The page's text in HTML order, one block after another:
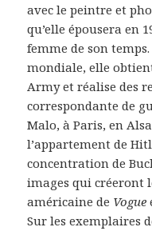
avec le peintre et
qu’elle épousera en
femme de son
mondiale, elle
Army et réalise des
correspondante de
Malo, à Paris, en
l’appartement de
concentration de
images qui créeront
américaine de Vogue
Sur les exemplaires